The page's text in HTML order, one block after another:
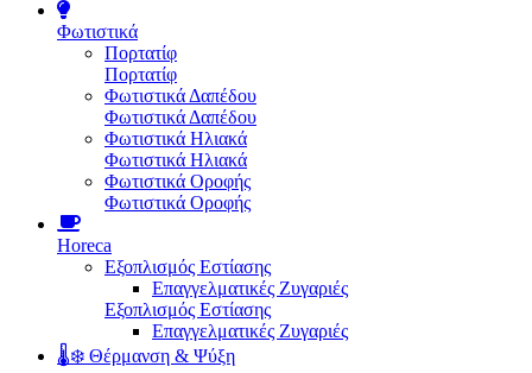
Φωτιστικά
Πορτατίφ
Πορτατίφ
Φωτιστικά Δαπέδου
Φωτιστικά Δαπέδου
Φωτιστικά Ηλιακά
Φωτιστικά Ηλιακά
Φωτιστικά Οροφής
Φωτιστικά Οροφής
Horeca
Εξοπλισμός Εστίασης
Επαγγελματικές Ζυγαριές
Εξοπλισμός Εστίασης
Επαγγελματικές Ζυγαριές
🌡️❄️ Θέρμανση & Ψύξη